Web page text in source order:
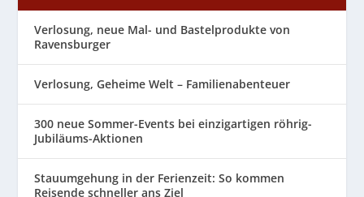
Verlosung, neue Mal- und Bastelprodukte von
Ravensburger
Verlosung, Geheime Welt – Familienabenteuer
300 neue Sommer-Events bei einzigartigen röhrig-
Jubiläums-Aktionen
Stauumgehung in der Ferienzeit: So kommen
Reisende schneller ans Ziel